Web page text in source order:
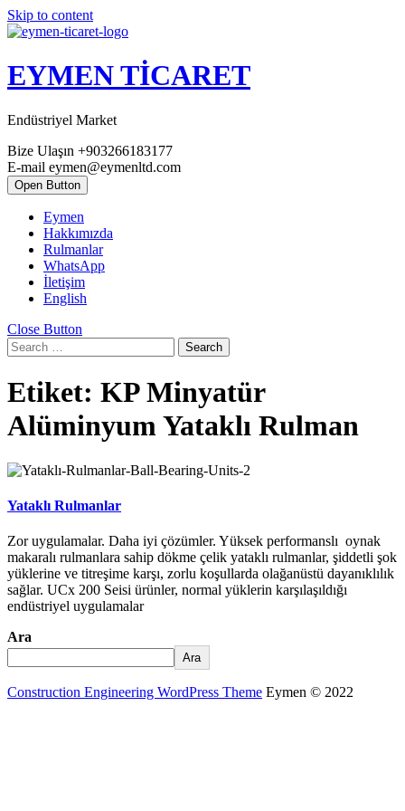
Skip to content
EYMEN TİCARET
Endüstriyel Market
Bize Ulaşın +903266183177
E-mail eymen@eymenltd.com
Open Button
Eymen
Hakkımızda
Rulmanlar
WhatsApp
İletişim
English
Close Button
Search
Etiket: KP Minyatür
Alüminyum Yataklı Rulman
Yataklı Rulmanlar
Zor uygulamalar. Daha iyi çözümler. Yüksek performanslı oynak
makaralı rulmanlara sahip dökme çelik yataklı rulmanlar, şiddetli şok
yüklerine ve titreşime karşı, zorlu koşullarda olağanüstü dayanıklılık
sağlar. UCx 200 Seisi ürünler, normal yüklerin karşılaşıldığı
endüstriyel uygulamalar
Ara
Ara
Construction Engineering WordPress Theme Eymen © 2022